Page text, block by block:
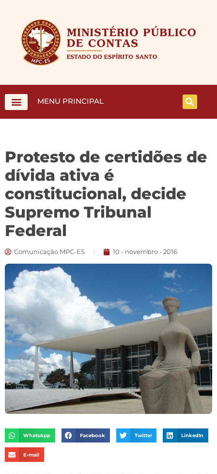
MENU PRINCIPAL
Protesto de certidões de
dívida ativa é
constitucional, decide
Supremo Tribunal
Federal
Comunicação MPC-ES 10 - novembro - 2016
WhatsApp Facebook Twitter LinkedIn
E-mail